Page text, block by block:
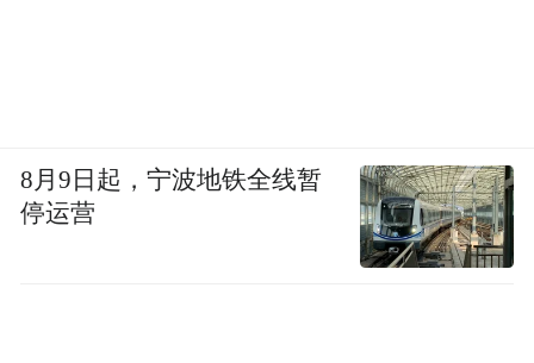
8月9日起，宁波地铁全线暂
停运营